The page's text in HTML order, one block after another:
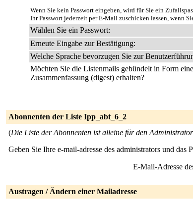
Wenn Sie kein Passwort eingeben, wird für Sie ein
Ihr Passwort jederzeit per E-Mail zuschicken lassen, wenn
Wählen Sie ein Passwort:
Erneute Eingabe zur Bestätigung:
Welche Sprache bevorzugen Sie zur
Möchten Sie die Listenmails gebündelt in Form
Zusammenfassung (digest) erhalten?
Abonnenten der Liste Ipp_abt_6_2
(Die Liste der Abonnenten ist alleine für den
Geben Sie Ihre e-mail-adresse des administrators und
E-Mail-Adresse
Austragen / Ändern einer Mailadresse